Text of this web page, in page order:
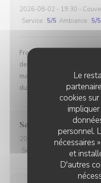
Le
cookies
personnel.
nécessaires
et
D'autres
2026-08-02 - 19:30 -
Service : 5/5 Ambiance : 5/5
Franchement première
dernière. Nous sommes
ma grande fille fan de
du tout
Salvio
2026-07-29- 20:00 -
Service
Ambiance:3/5